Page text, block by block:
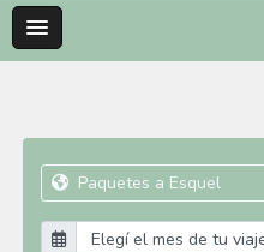
Paquetes a Esquel